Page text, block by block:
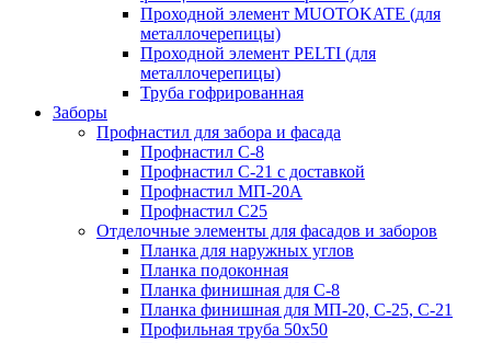
Проходной элемент MUOTOKATE (для
металлочерепицы)
Проходной элемент PELTI (для
металлочерепицы)
Труба гофрированная
Заборы
Профнастил для забора и фасада
Профнастил С-8
Профнастил С-21 с доставкой
Профнастил МП-20А
Профнастил С25
Отделочные элементы для фасадов и заборов
Планка для наружных углов
Планка подоконная
Планка финишная для С-8
Планка финишная для МП-20, С-25, С-21
Профильная труба 50x50